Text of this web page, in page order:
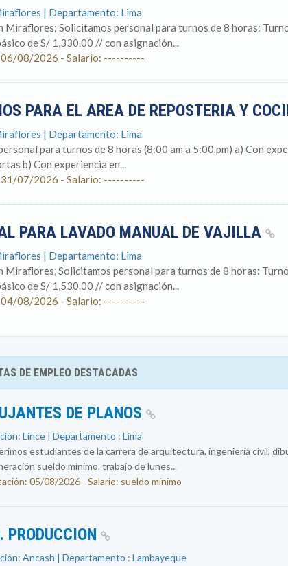
| Departamento: Lima
Miraflores: Solicitamos personal para turnos de 8 horas:
de S/ 1,330.00 // con asignación...
06/08/2026 - Salario: ----------
PARA EL AREA DE REPOSTERIA Y
| Departamento: Lima
para turnos de 8 horas (8:00 am a 5:00 pm) a) Con
b) Con experiencia en...
31/07/2026 - Salario: ----------
PARA LAVADO MANUAL DE VAJILLA
| Departamento: Lima
Miraflores, Solicitamos personal para turnos de 8 horas:
de S/ 1,530.00 // con asignación...
04/08/2026 - Salario: ----------
DE EMPLEO DESTACADAS
DE PLANOS
Lince | Departamento : Lima
estudiantes de la carrera de arquitectura, ingeniería civil,
sueldo mínimo. trabajo de lunes...
05/08/2026 - Salario: sueldo mínimo
PRODUCCION
Ancash | Departamento : Lambayeque